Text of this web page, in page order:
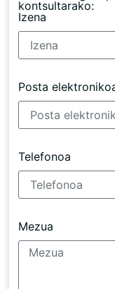
kontsultarako:
Izena
Posta
Telefonoa
Mezua